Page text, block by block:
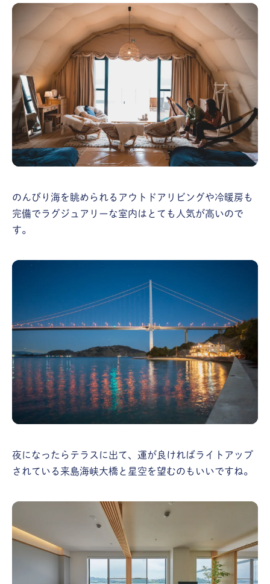
のんびり海を眺められるアウトドアリビングや冷暖房も
完備でラグジュアリーな室内はとても人気が高いので
す。
夜になったらテラスに出て、運が良ければライトアップ
されている来島海峡大橋と星空を望むのもいいですね。